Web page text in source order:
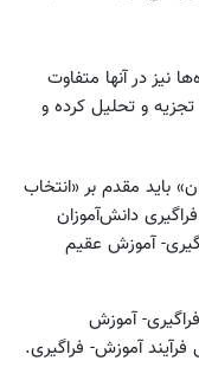
نیز در آنها متفاوت
و تحلیل کرده و
باید مقدم بر «انتخاب
دانش‌آموزان
آموزش عقیم
آموزش
آموزش- فراگیری.